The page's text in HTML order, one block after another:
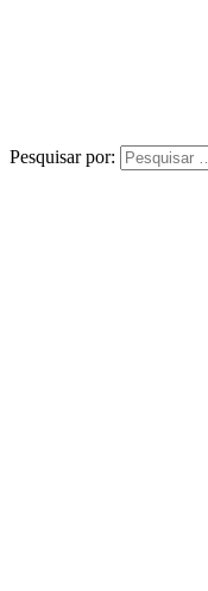
Pesquisar por: